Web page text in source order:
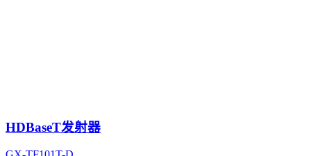
HDBaseT发射器